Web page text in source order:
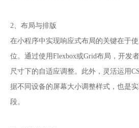
2、布局与排版
在小程序中实现响应式布局的关键在于
位。通过使用Flexbox或Grid布局，开发
尺寸下的自适应调整。此外，灵活运用
据不同设备的屏幕大小调整样式，也是
段。